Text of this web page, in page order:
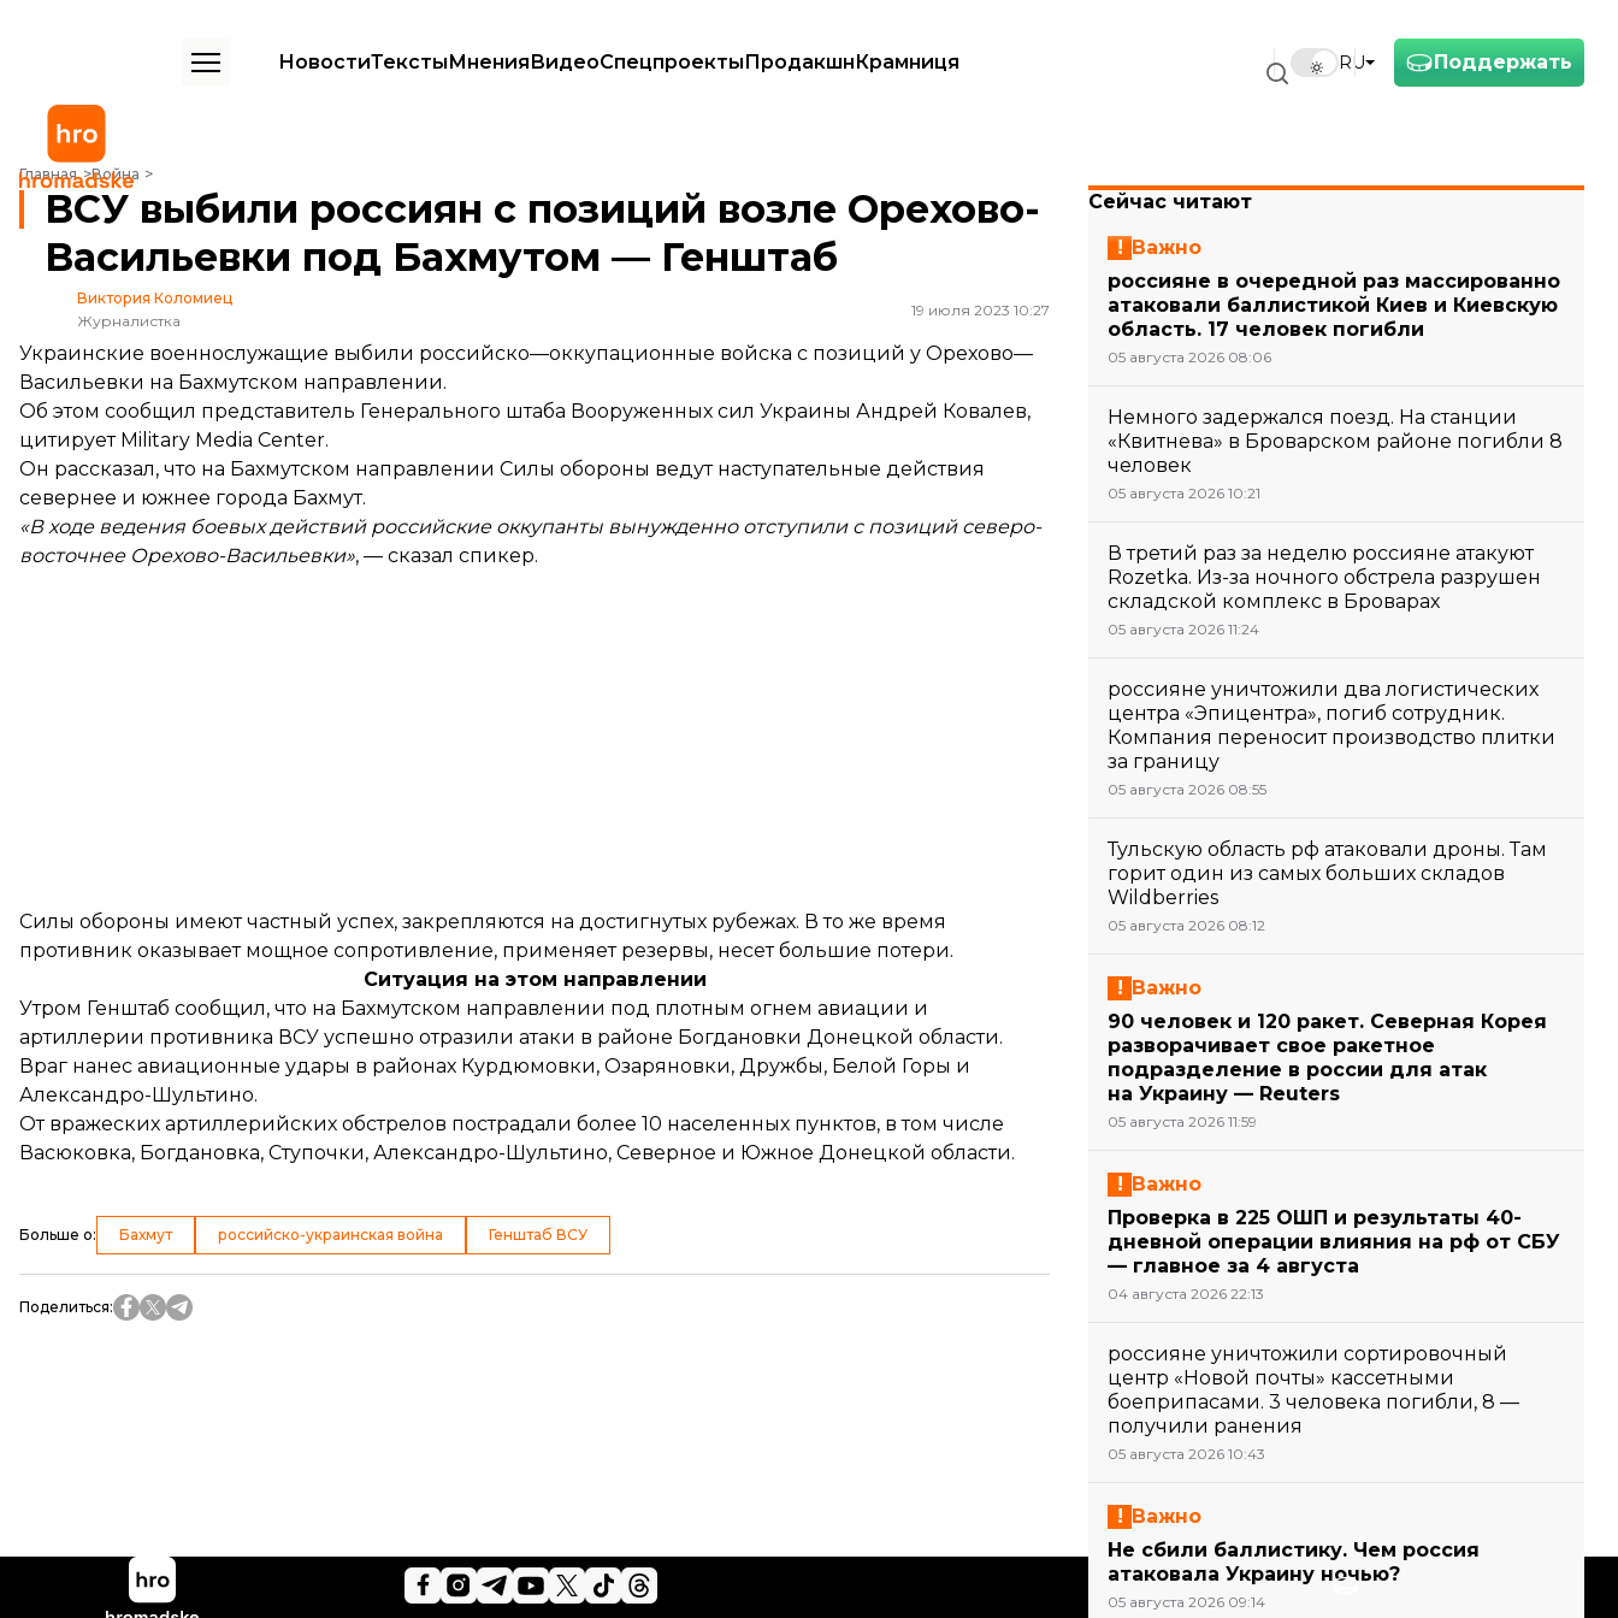
Поддержать
RU
НовостиТекстыМненияВидеоСпецпроектыПродакшнКрамниця
Главная Война
ВСУ выбили россиян с позиций возле Орехово-Васильевки под Бахмутом — Генштаб
ВСУ выбили россиян с позиций возле Орехово-
Васильевки под Бахмутом — Генштаб
Виктория Коломиец
Журналистка
19 июля 2023 10:27
Украинские военнослужащие выбили российско—оккупационные войска с позиций у Орехово—
Васильевки на Бахмутском направлении.
Об этом сообщил представитель Генерального штаба Вооруженных сил Украины Андрей Ковалев,
цитирует Military Media Center.
Он рассказал, что на Бахмутском направлении Силы обороны ведут наступательные действия
севернее и южнее города Бахмут.
«В ходе ведения боевых действий российские оккупанты вынужденно отступили с позиций северо-
восточнее Орехово-Васильевки», — сказал спикер.
Силы обороны имеют частный успех, закрепляются на достигнутых рубежах. В то же время
противник оказывает мощное сопротивление, применяет резервы, несет большие потери.
Ситуация на этом направлении
Утром Генштаб сообщил, что на Бахмутском направлении под плотным огнем авиации и
артиллерии противника ВСУ успешно отразили атаки в районе Богдановки Донецкой области.
Враг нанес авиационные удары в районах Курдюмовки, Озаряновки, Дружбы, Белой Горы и
Александро-Шультино.
От вражеских артиллерийских обстрелов пострадали более 10 населенных пунктов, в том числе
Васюковка, Богдановка, Ступочки, Александро-Шультино, Северное и Южное Донецкой области.
Больше о: Бахмут российско-украинская война Генштаб ВСУ
Поделиться:
Сейчас читают
Важно
россияне в очередной раз массированно
атаковали баллистикой Киев и Киевскую
область. 17 человек погибли
05 августа 2026 08:06
Немного задержался поезд. На станции
«Квитнева» в Броварском районе погибли 8
человек
05 августа 2026 10:21
В третий раз за неделю россияне атакуют
Rozetka. Из-за ночного обстрела разрушен
складской комплекс в Броварах
05 августа 2026 11:24
россияне уничтожили два логистических
центра «Эпицентра», погиб сотрудник.
Компания переносит производство плитки
за границу
05 августа 2026 08:55
Тульскую область рф атаковали дроны. Там
горит один из самых больших складов
Wildberries
05 августа 2026 08:12
Важно
90 человек и 120 ракет. Северная Корея
разворачивает свое ракетное
подразделение в россии для атак
на Украину — Reuters
05 августа 2026 11:59
Важно
Проверка в 225 ОШП и результаты 40-
дневной операции влияния на рф от СБУ
— главное за 4 августа
04 августа 2026 22:13
россияне уничтожили сортировочный
центр «Новой почты» кассетными
боеприпасами. 3 человека погибли, 8 —
получили ранения
05 августа 2026 10:43
Важно
Не сбили баллистику. Чем россия
атаковала Украину ночью?
05 августа 2026 09:14
Поддержать